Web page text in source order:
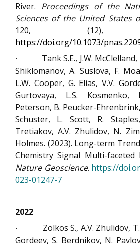
River. Proceedings of the
Sciences of the United States
120, (12),
https://doi.org/10.1073/
·
Tank S.E., J.W.
Shiklomanov, A. Suslova, F.
L.W. Cooper, G. Elias, V.V.
Gurtovaya, L.S. Kosmenko,
Peterson, B. Peucker-Ehrenbrink,
Schuster, L. Scott, R.
Tretiakov, A.V. Zhulidov, N.
Holmes. (2023). Long-term
Chemistry Signal Multi-faceted
Nature Geoscience. https://
023-01247-7
2022
·
Zolkos S., A.V. Zhulidov,
Gordeev, S. Berdnikov, N.